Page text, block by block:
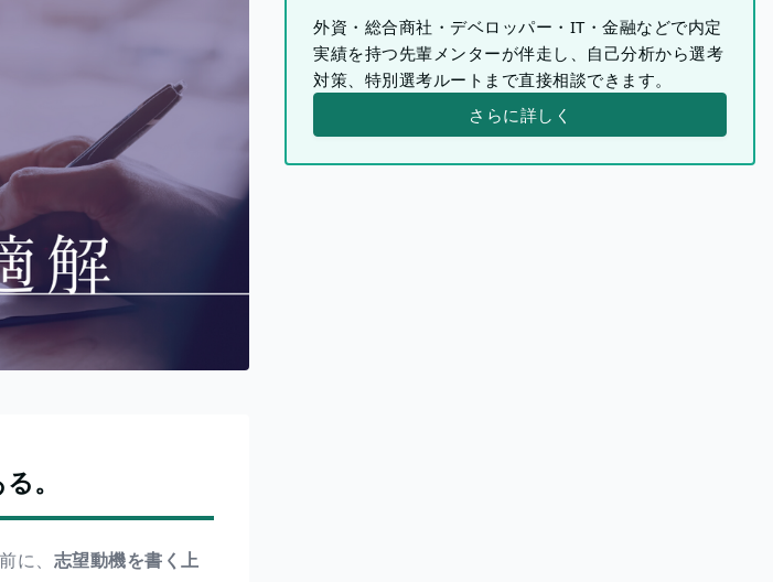
。
に、 志望動機を書く上
外資・総合商社・デベロッパー・IT・金融などで内定
実績を持つ先輩メンターが伴走し、自己分析から選考
対策、特別選考ルートまで直接相談できます。
さらに詳しく